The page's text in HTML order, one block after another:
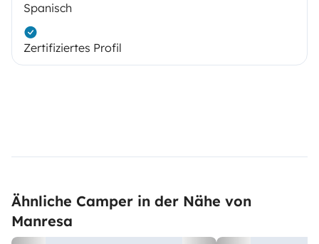
Spanisch
Zertifiziertes Profil
Ähnliche Camper in der Nähe von
Manresa